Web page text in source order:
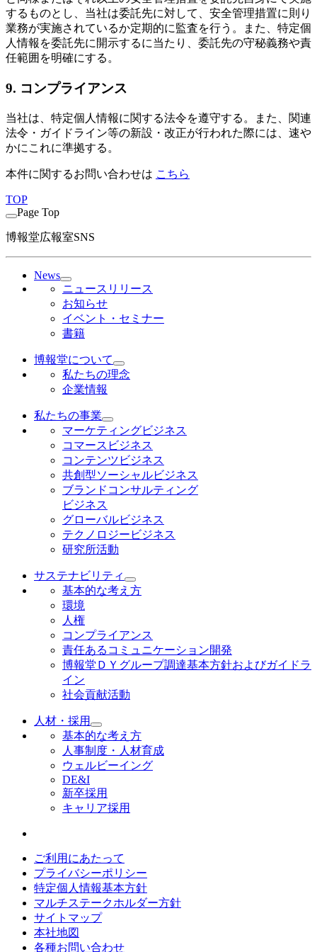
するものとし、当社は委託先に対して、安全管理措置に則り
業務が実施されているか定期的に監査を行う。また、特定個
人情報を委託先に開示するに当たり、委託先の守秘義務や責
任範囲を明確にする。
9. コンプライアンス
当社は、特定個人情報に関する法令を遵守する。また、関連
法令・ガイドライン等の新設・改正が行われた際には、速や
かにこれに準拠する。
本件に関するお問い合わせは こちら
TOP
Page Top
博報堂広報室SNS
News
ニュースリリース
お知らせ
イベント・セミナー
書籍
博報堂について
私たちの理念
企業情報
私たちの事業
マーケティングビジネス
コマースビジネス
コンテンツビジネス
共創型ソーシャルビジネス
ブランドコンサルティング
ビジネス
グローバルビジネス
テクノロジービジネス
研究所活動
サステナビリティ
基本的な考え方
環境
人権
コンプライアンス
責任あるコミュニケーション開発
博報堂ＤＹグループ調達基本方針およびガイドラ
イン
社会貢献活動
人材・採用
基本的な考え方
人事制度・人材育成
ウェルビーイング
DE&I
新卒採用
キャリア採用
ご利用にあたって
プライバシーポリシー
特定個人情報基本方針
マルチステークホルダー方針
サイトマップ
本社地図
各種お問い合わせ